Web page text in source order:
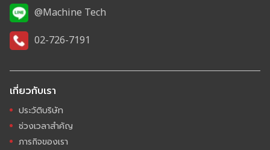
@Machine Tech
02-726-7191
เกี่ยวกับเรา
ประวัติบริษัท
ช่วงเวลาสำคัญ
ภารกิจของเรา